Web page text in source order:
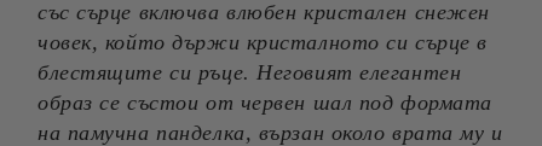
със сърце включва влюбен кристален снежен
човек, който държи кристалното си сърце в
блестящите си ръце. Неговият елегантен
образ се състои от червен шал под формата
на памучна панделка, вързан около врата му и